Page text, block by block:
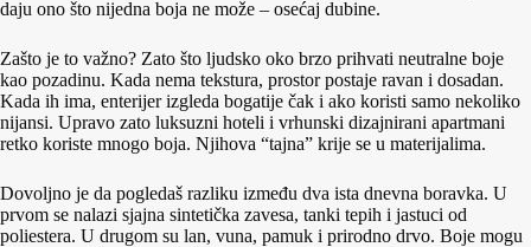
daju ono što nijedna boja ne može – osećaj dubine.
Zašto je to važno? Zato što ljudsko oko brzo prihvati neutralne boje
kao pozadinu. Kada nema tekstura, prostor postaje ravan i dosadan.
Kada ih ima, enterijer izgleda bogatije čak i ako koristi samo nekoliko
nijansi. Upravo zato luksuzni hoteli i vrhunski dizajnirani apartmani
retko koriste mnogo boja. Njihova “tajna” krije se u materijalima.
Dovoljno je da pogledaš razliku između dva ista dnevna boravka. U
prvom se nalazi sjajna sintetička zavesa, tanki tepih i jastuci od
poliestera. U drugom su lan, vuna, pamuk i prirodno drvo. Boje mogu